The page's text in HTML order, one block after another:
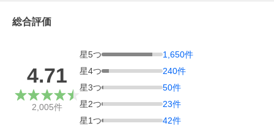
総合評価
4.71
2,005件
星5つ 1,650件
星4つ 240件
星3つ 50件
星2つ 23件
星1つ 42件